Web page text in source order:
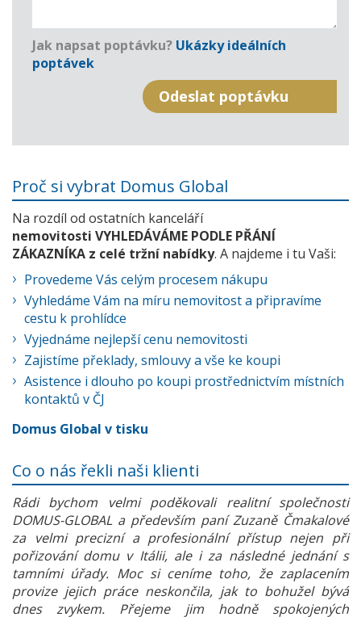
Jak napsat poptávku? Ukázky ideálních
poptávek
Proč si vybrat Domus Global
Na rozdíl od ostatních kanceláří
nemovitosti VYHLEDÁVÁME PODLE PŘÁNÍ
ZÁKAZNÍKA z celé tržní nabídky. A najdeme i tu Vaši:
Provedeme Vás celým procesem nákupu
Vyhledáme Vám na míru nemovitost a připravíme
cestu k prohlídce
Vyjednáme nejlepší cenu nemovitosti
Zajistíme překlady, smlouvy a vše ke koupi
Asistence i dlouho po koupi prostřednictvím místních
kontaktů v ČJ
Domus Global v tisku
Co o nás řekli naši klienti
Rádi bychom velmi poděkovali realitní společnosti
DOMUS-GLOBAL a především paní Zuzaně Čmakalové
za velmi precizní a profesionální přístup nejen při
pořizování domu v Itálii, ale i za následné jednání s
tamními úřady. Moc si ceníme toho, že zaplacením
provize jejich práce neskončila, jak to bohužel bývá
dnes zvykem. Přejeme jim hodně spokojených